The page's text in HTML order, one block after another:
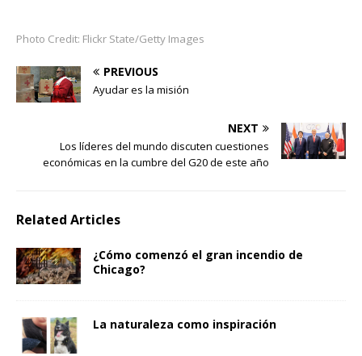
Photo Credit: Flickr State/Getty Images
PREVIOUS
Ayudar es la misión
NEXT
Los líderes del mundo discuten cuestiones
económicas en la cumbre del G20 de este año
Related Articles
¿Cómo comenzó el gran incendio de
Chicago?
La naturaleza como inspiración